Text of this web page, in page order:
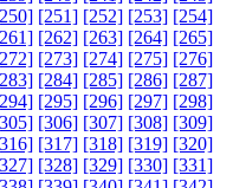
[251] [252] [253] [254]
[262] [263] [264] [265]
[273] [274] [275] [276]
[284] [285] [286] [287]
[295] [296] [297] [298]
[306] [307] [308] [309]
[317] [318] [319] [320]
[328] [329] [330] [331]